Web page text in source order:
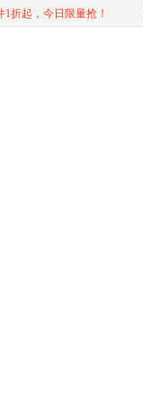
1折起，今日限量抢！